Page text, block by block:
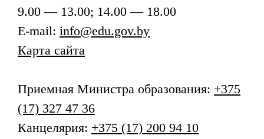
9.00 — 13.00; 14.00 — 18.00
E-mail: info@edu.gov.by
Карта сайта
Приемная Министра образования: +375
(17) 327 47 36
Канцелярия: +375 (17) 200 94 10